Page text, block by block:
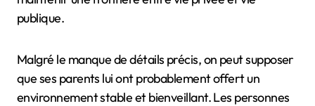
publique.
Malgré le manque de détails précis, on peut supposer
que ses parents lui ont probablement offert un
environnement stable et bienveillant. Les personnes